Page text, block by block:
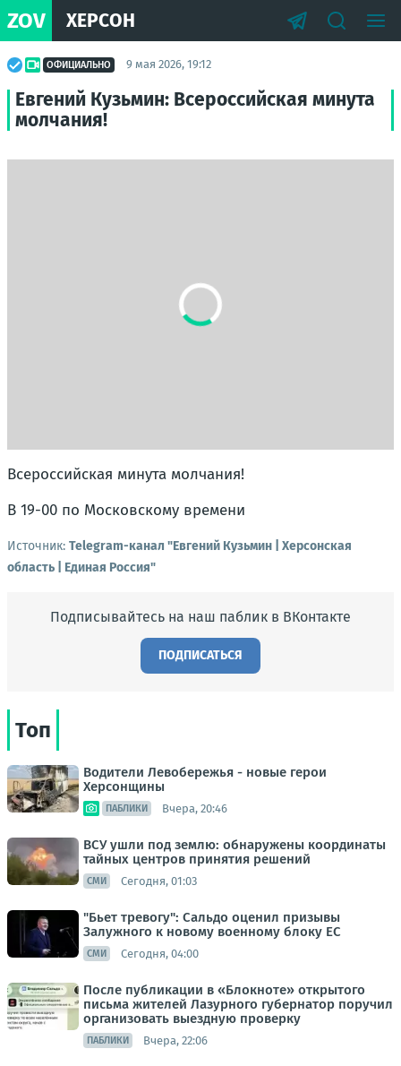
ZOV ХЕРСОН
ОФИЦИАЛЬНО 9 мая 2026, 19:12
Евгений Кузьмин: Всероссийская минута
молчания!
Всероссийская минута молчания!
В 19-00 по Московскому времени
Источник: Telegram-канал "Евгений Кузьмин | Херсонская
область | Единая Россия"
Подписывайтесь на наш паблик в ВКонтакте
ПОДПИСАТЬСЯ
Топ
Водители Левобережья - новые герои
Херсонщины
ПАБЛИКИ Вчера, 20:46
ВСУ ушли под землю: обнаружены координаты
тайных центров принятия решений
СМИ Сегодня, 01:03
"Бьет тревогу": Сальдо оценил призывы
Залужного к новому военному блоку ЕС
СМИ Сегодня, 04:00
После публикации в «Блокноте» открытого
письма жителей Лазурного губернатор поручил
организовать выездную проверку
ПАБЛИКИ Вчера, 22:06